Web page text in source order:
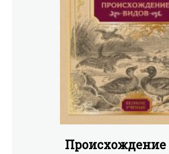
Происхождение